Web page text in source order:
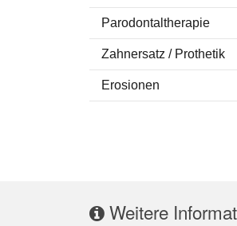
Parodontaltherapie
Zahnersatz / Prothetik
Erosionen
Weitere